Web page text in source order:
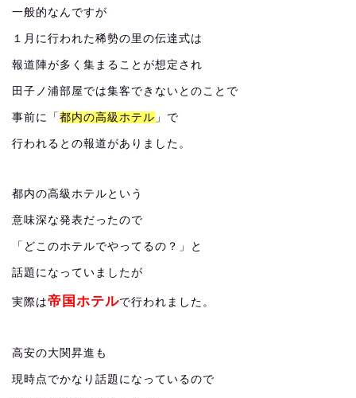
一般的なんですが
１月に行われた稀勢の里の伝達式は
報道陣が多く集まることが想定され
田子ノ浦部屋では集客できないとのことで
事前に「 都内の高級ホテル 」で
行われるとの報道がありました。
都内の高級ホテルという
意味深な発表だったので
「どこのホテルでやってるの？」と
話題になっていましたが
実際は帝国ホテルで行われました。
高安の大関昇進も
現時点でかなり話題になっているので